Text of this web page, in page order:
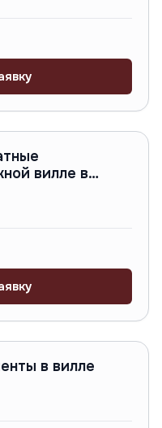
вилле в
A-1887
в вилле